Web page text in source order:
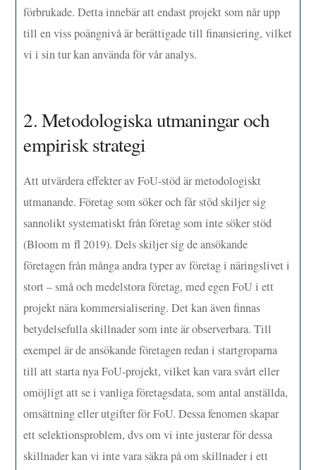
förbrukade. Detta innebär att endast projekt som når upp
till en viss poängnivå är berättigade till finansiering, vilket
vi i sin tur kan använda för vår analys.
2. Metodologiska utmaningar och
empirisk strategi
Att utvärdera effekter av FoU-stöd är metodologiskt
utmanande. Företag som söker och får stöd skiljer sig
sannolikt systematiskt från företag som inte söker stöd
(Bloom m fl 2019). Dels skiljer sig de ansökande
företagen från många andra typer av företag i näringslivet i
stort – små och medelstora företag, med egen FoU i ett
projekt nära kommersialisering. Det kan även finnas
betydelsefulla skillnader som inte är observerbara. Till
exempel är de ansökande företagen redan i startgroparna
till att starta nya FoU-projekt, vilket kan vara svårt eller
omöjligt att se i vanliga företagsdata, som antal anställda,
omsättning eller utgifter för FoU. Dessa fenomen skapar
ett selektionsproblem, dvs om vi inte justerar för dessa
skillnader kan vi inte vara säkra på om skillnader i ett